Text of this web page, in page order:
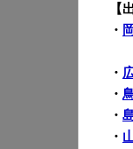
【
・
・
・
・
・